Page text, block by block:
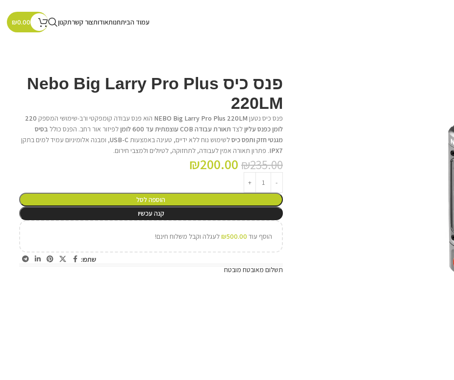
עמוד הביתחנותאודותצור קשרתקנון ₪0.00
פנס כיס Nebo Big Larry Pro Plus
220LM
פנס כיס נטען NEBO Big Larry Pro Plus 220LM הוא פנס עבודה קומפקטי ורב-שימושי המספק 220
לומן כפנס עליון לצד תאורת עבודה COB עוצמתית עד 600 לומן לפיזור אור רחב. הפנס כולל בסיס
מגנטי חזק ותפס כיסלשימוש נוח ללא ידיים, טעינה באמצעותUSB-C, ומבנה אלומיניום עמיד למים בתקן
IPX7. פתרון תאורה אמין לעבודה, לתחזוקה, לטיולים ולמצבי חירום.
₪235.00
₪200.00
הוספה לסל
קנה עכשיו
הוסף עוד ₪500.00 לעגלה וקבל משלוח חינם!
שתפו:
תשלום מאובטח מובטח